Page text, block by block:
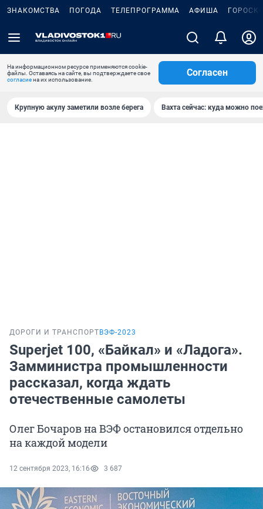
ЗНАКОМСТВА ПОГОДА ТЕЛЕПРОГРАММА АФИША
На информационном ресурсе применяются cookie-
файлы. Оставаясь на сайте, вы подтверждаете свое
согласиена их использование.
Согласен
Крупную акулу заметили возле берега Вахта сейчас: куда можно
ДОРОГИ И ТРАНСПОРТ ВЭФ-2023
Superjet 100, «Байкал» и «Ладога».
Замминистра промышленности
рассказал, когда ждать
отечественные самолеты
Олег Бочаров на ВЭФ остановился отдельно
на каждой модели
12 сентября 2023, 16:16 3 687